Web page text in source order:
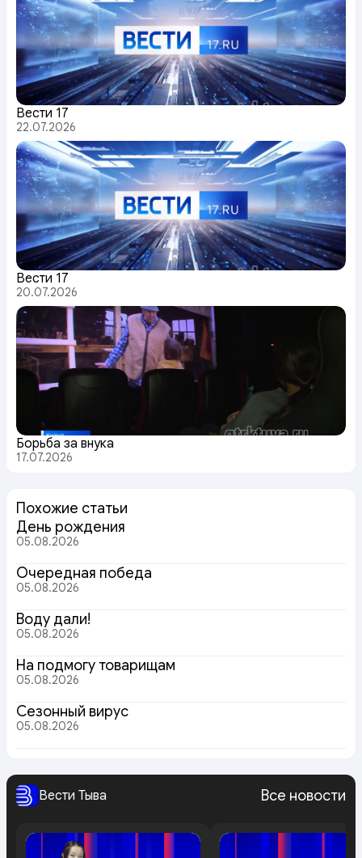
Вести 17
22.07.2026
Вести 17
20.07.2026
Борьба за внука
17.07.2026
Похожие статьи
День рождения
05.08.2026
Очередная победа
05.08.2026
Воду дали!
05.08.2026
На подмогу товарищам
05.08.2026
Сезонный вирус
05.08.2026
Вести Тыва Все новости